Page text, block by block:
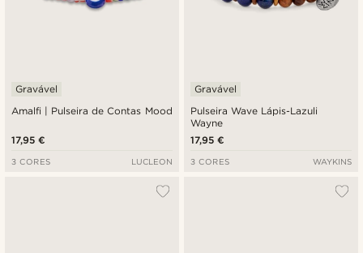
Amalfi | Pulseira de Contas Mood
Gravável
17,95 €
3 CORES LUCLEON
Pulseira Wave Lápis-Lazuli
Wayne
Gravável
17,95 €
3 CORES WAYKINS